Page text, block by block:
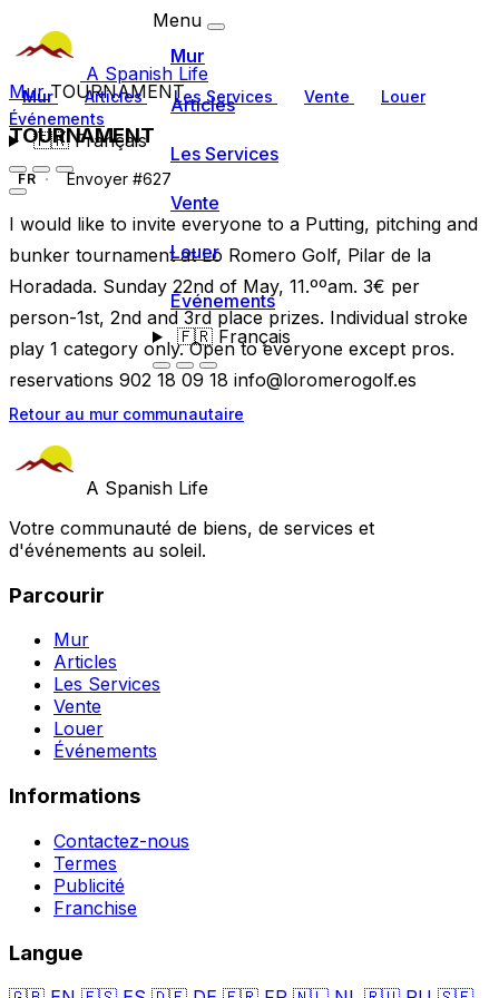
A Spanish Life
Mur Articles Les Services Vente
Louer
Événements
🇫🇷Français
Menu
Mur
Articles
Les Services
Vente
Louer
Événements
🇫🇷Français
MurTOURNAMENT
TOURNAMENT
FR Envoyer #627
I would like to invite everyone to a Putting, pitching and
bunker tournament at Lo Romero Golf, Pilar de la
Horadada. Sunday 22nd of May, 11.ººam. 3€ per
person-1st, 2nd and 3rd place prizes. Individual stroke
play 1 category only. Open to everyone except pros.
reservations 902 18 09 18 info@loromerogolf.es
Retour au mur communautaire
A Spanish Life
Votre communauté de biens, de services et
d'événements au soleil.
Parcourir
Mur
Articles
Les Services
Vente
Louer
Événements
Informations
Contactez-nous
Termes
Publicité
Franchise
Langue